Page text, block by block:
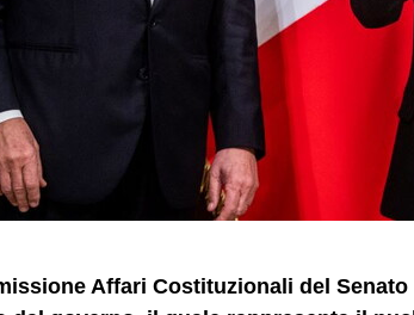
Affari Costituzionali del